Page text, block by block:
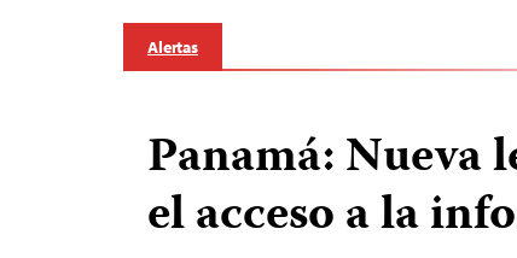
Alertas
Panamá: Nueva
el acceso a la